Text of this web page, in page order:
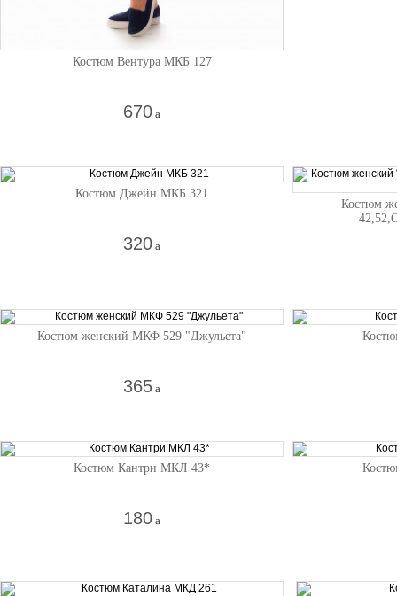
Костюм Вентура МКБ 127
670 a
Костюм Джейн МКБ 321
320 a
Костюм
Костюм женский МКФ 529 "Джульета"
365 a
Костюм Кантри МКЛ 43*
180 a